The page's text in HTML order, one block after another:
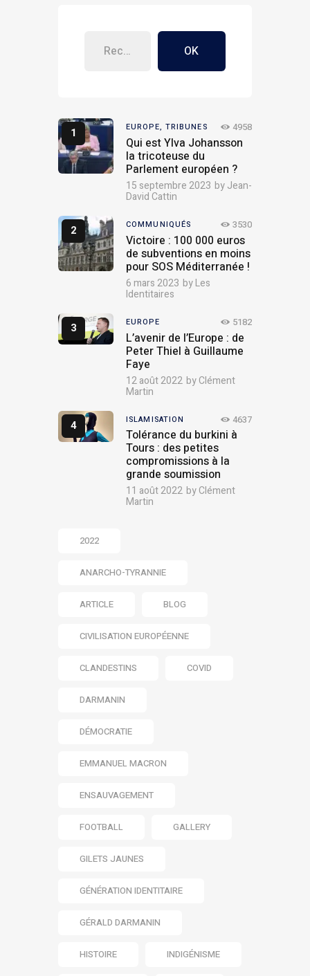
OK
EUROPE, TRIBUNES 4958
Qui est Ylva Johansson
la tricoteuse du
Parlement européen ?
15 septembre 2023 byJean-
David Cattin
COMMUNIQUÉS 3530
Victoire : 100 000 euros
de subventions en moins
pour SOS Méditerranée !
6 mars 2023 byLes
Identitaires
EUROPE 5182
L’avenir de l’Europe : de
Peter Thiel à Guillaume
Faye
12 août 2022 byClément
Martin
ISLAMISATION 4637
Tolérance du burkini à
Tours : des petites
compromissions à la
grande soumission
11 août 2022 byClément
Martin
2022
ANARCHO-TYRANNIE
ARTICLE BLOG
CIVILISATION EUROPÉENNE
CLANDESTINS COVID
DARMANIN
DÉMOCRATIE
EMMANUEL MACRON
ENSAUVAGEMENT
FOOTBALL GALLERY
GILETS JAUNES
GÉNÉRATION IDENTITAIRE
GÉRALD DARMANIN
HISTOIRE INDIGÉNISME